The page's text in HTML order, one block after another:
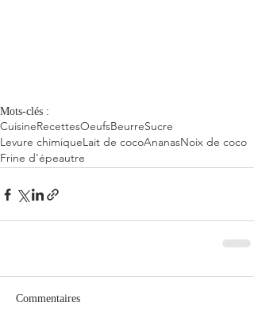
Mots-clés :
CuisineRecettesOeufsBeurreSucre
Levure chimiqueLait de cocoAnanasNoix de coco
Frine d'épeautre
Commentaires